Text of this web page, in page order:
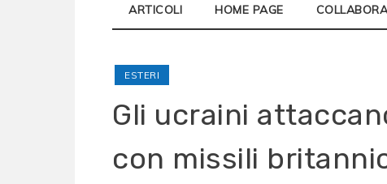
ARTICOLI HOME PAGE
ESTERI
Gli ucraini
con missili